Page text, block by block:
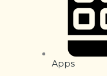
Apps